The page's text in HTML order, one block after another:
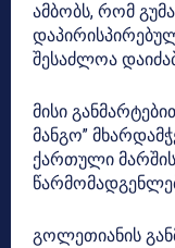
ამბობს, რომ
შესაძლოა
მისი
მანგო”
ქართული
გოლეთიანის